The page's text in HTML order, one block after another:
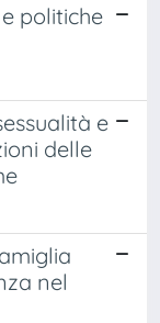
politiche
e
delle
nel